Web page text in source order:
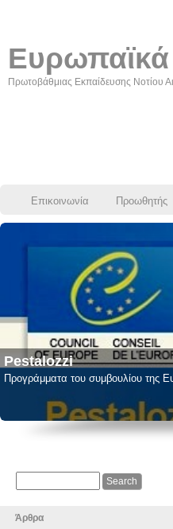
Πρωτοβάθμιας Εκπαίδευσης Νοτίου
Επικοινωνία Προωθητής
Pestalozzi
Προγράμματα του συμβουλίου της
Άρθρα